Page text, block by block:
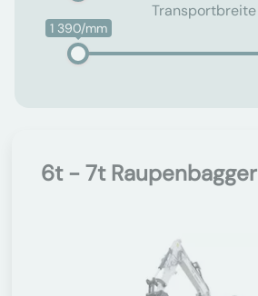
Transportbreite
1 390/mm
6t - 7t Raupenbagger